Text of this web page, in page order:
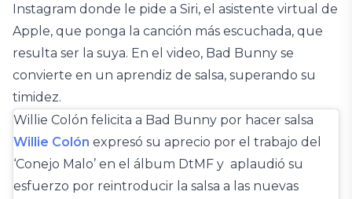
Instagram donde le pide a Siri, el asistente virtual de
Apple, que ponga la canción más escuchada, que
resulta ser la suya. En el video, Bad Bunny se
convierte en un aprendiz de salsa, superando su
timidez.
Willie Colón felicita a Bad Bunny por hacer salsa
Willie Colón expresó su aprecio por el trabajo del
‘Conejo Malo’ en el álbum DtMF y aplaudió su
esfuerzo por reintroducir la salsa a las nuevas